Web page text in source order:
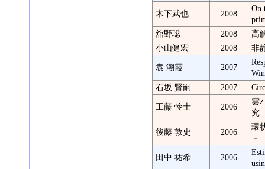
木下武也 2008
On
舘野聡
2008
高
小山健宏
2008 非
袁 潮霞 2007
石坂 賢嗣
2007
工藤 怜士 2006
雲
究
後藤 敦史 2006
環
－
田中 祐希 2006